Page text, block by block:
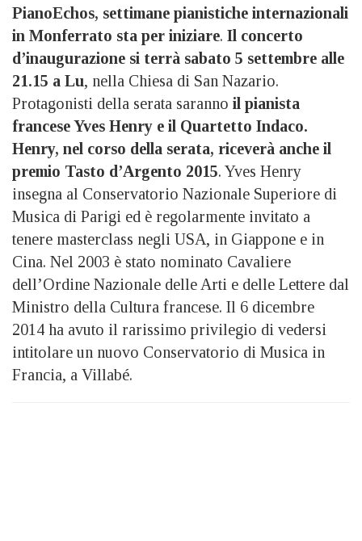
PianoEchos, settimane pianistiche internazionali
in Monferrato sta per iniziare. Il concerto
d’inaugurazione si terrà sabato 5 settembre alle
21.15 a Lu, nella Chiesa di San Nazario.
Protagonisti della serata saranno il pianista
francese Yves Henry e il Quartetto Indaco.
Henry, nel corso della serata, riceverà anche il
premio Tasto d’Argento 2015. Yves Henry
insegna al Conservatorio Nazionale Superiore di
Musica di Parigi ed è regolarmente invitato a
tenere masterclass negli USA, in Giappone e in
Cina. Nel 2003 è stato nominato Cavaliere
dell’Ordine Nazionale delle Arti e delle Lettere dal
Ministro della Cultura francese. Il 6 dicembre
2014 ha avuto il rarissimo privilegio di vedersi
intitolare un nuovo Conservatorio di Musica in
Francia, a Villabé.